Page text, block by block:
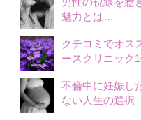
魅力とは…
クチコミでオス
ースクリニック
不倫中に妊娠し
ない人生の選択